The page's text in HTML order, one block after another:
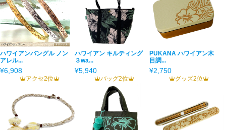
ハワイアンバングル ノン
アレル...
¥6,908
ハワイアン キルティング
３wa...
¥5,940
PUKANA ハワイアン木
目調...
¥2,750
アクセ2位 バッグ2位 グッズ2位